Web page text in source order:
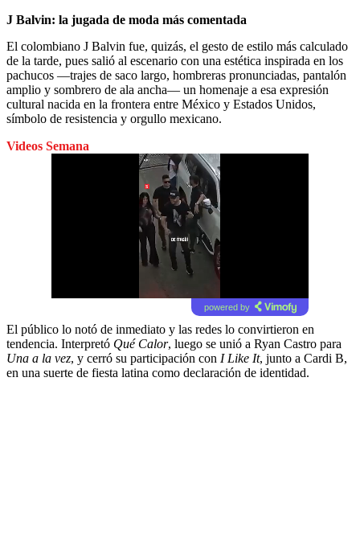
J Balvin: la jugada de moda más comentada
El colombiano J Balvin fue, quizás, el gesto de estilo más calculado
de la tarde, pues salió al escenario con una estética inspirada en los
pachucos —trajes de saco largo, hombreras pronunciadas, pantalón
amplio y sombrero de ala ancha— un homenaje a esa expresión
cultural nacida en la frontera entre México y Estados Unidos,
símbolo de resistencia y orgullo mexicano.
Videos Semana
powered by
El público lo notó de inmediato y las redes lo convirtieron en
tendencia. Interpretó Qué Calor, luego se unió a Ryan Castro para
Una a la vez, y cerró su participación con I Like It, junto a Cardi B,
en una suerte de fiesta latina como declaración de identidad.